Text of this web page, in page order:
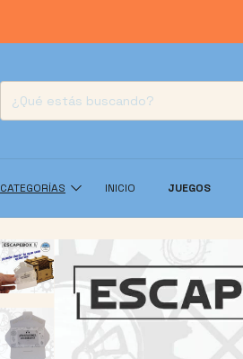
CATEGORÍAS INICIO JUEGOS